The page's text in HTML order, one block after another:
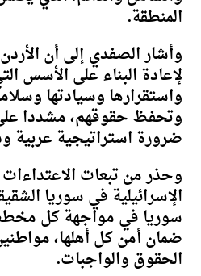
المنطقة.
وأشار الصفدي إلى أن
لإعادة البناء على الأسس
واستقرارها وسيادتها
وتحفظ حقوقهم، مشددا
ضرورة استراتيجية عربية
وحذر من تبعات
الإسرائيلية في سوريا
سوريا في مواجهة كل
ضمان أمن كل أهلها،
الحقوق والواجبات.